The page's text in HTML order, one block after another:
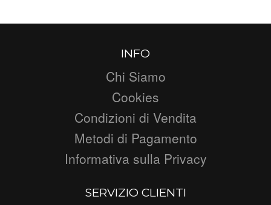
INFO
Chi Siamo
Cookies
Condizioni di Vendita
Metodi di Pagamento
Informativa sulla Privacy
SERVIZIO CLIENTI